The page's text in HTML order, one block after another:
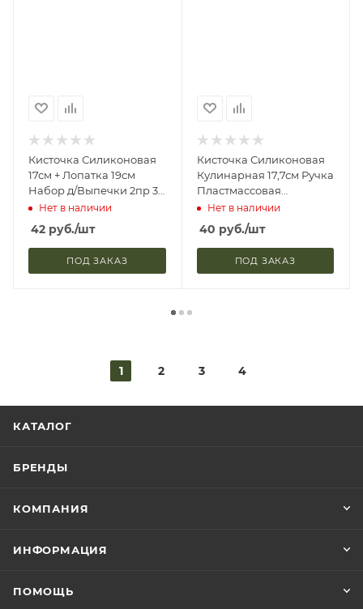
Кисточка Силиконовая
17см + Лопатка 19см
Набор д/Выпечки 2пр 3
Цвета 891-300
Нет в наличии
42 руб./шт
ПОД ЗАКАЗ
Кисточка Силиконовая
Кулинарная 17,7см Ручка
Пластмассовая
Прозрачная HS-BR006С
Нет в наличии
40 руб./шт
ПОД ЗАКАЗ
1 2 3 4
КАТАЛОГ
БРЕНДЫ
КОМПАНИЯ
ИНФОРМАЦИЯ
ПОМОЩЬ